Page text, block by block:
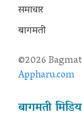
समाचार
बागमती
©2026
Appharu.com
बागमती